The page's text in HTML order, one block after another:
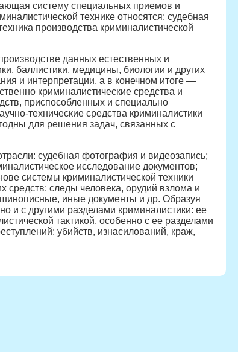
систему специальных приемов и
технике относятся: судебная
производства криминалистической
данных естественных и
баллистики, медицины, биологии и других
и интерпретации, а в конечном итоге —
криминалистические средства и
приспособленных и специально
технические средства криминалистики
для решения задач, связанных с
судебная фотография и видеозапись;
исследование документов;
системы криминалистической техники
следы человека, орудий взлома и
иные документы и др. Образуя
и с другими разделами криминалистики: ее
тактикой, особенно с ее разделами
убийств, изнасилований, краж,